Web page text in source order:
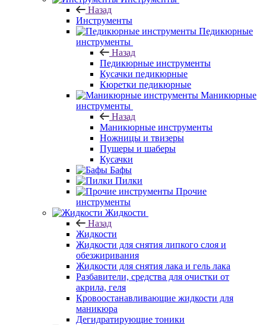
Назад
Инструменты
Педикюрные
инструменты
Назад
Педикюрные инструменты
Кусачки педикюрные
Кюретки педикюрные
Маникюрные
инструменты
Назад
Маникюрные инструменты
Ножницы и твизеры
Пушеры и шаберы
Кусачки
Бафы
Пилки
Прочие
инструменты
Жидкости
Назад
Жидкости
Жидкости для снятия липкого слоя и
обезжиривания
Жидкости для снятия лака и гель лака
Разбавители, средства для очистки от
акрила, геля
Кровоостанавливающие жидкости для
маникюра
Дегидратирующие тоники